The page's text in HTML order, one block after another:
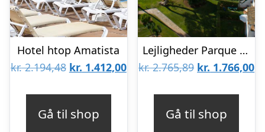
Hotel htop Amatista
kr.2.194,48 Den
var:
kr. 1.412,00Den
Gå til shop
Lejligheder Parque Mar
kr.2.765,89 Den
var:
kr. 1.766,00
Gå til shop